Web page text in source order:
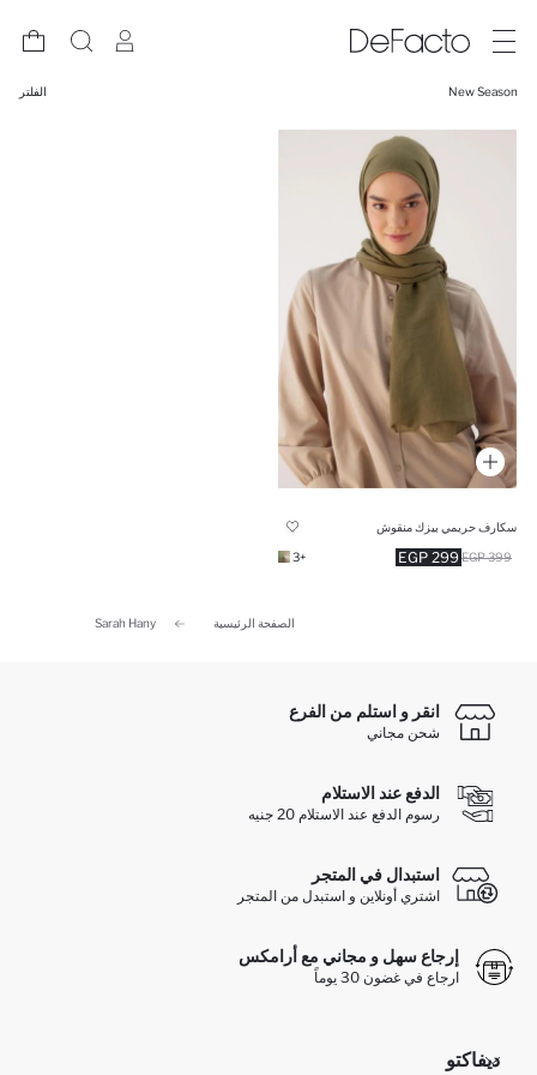
New Season الفلتر
سكارف حريمي بيزك منقوش
299 EGP 399 EGP
+3
الصفحة الرئيسية Sarah Hany
انقر و استلم من الفرع
شحن مجاني
الدفع عند الاستلام
رسوم الدفع عند الاستلام 20 جنيه
استبدال في المتجر
اشتري أونلاين و استبدل من المتجر
إرجاع سهل و مجاني مع أرامكس
ارجاع في غضون 30 يوماً
ديفاكتو